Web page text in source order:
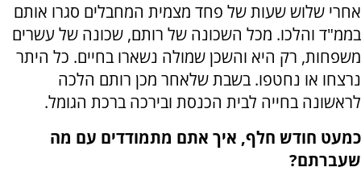
אחרי שלוש שעות של פחד מצמית המחבלים סגרו אותם
בממ"ד והלכו. מכל השכונה של רותם, שכונה של עשרים
משפחות, רק היא והשכן שמולה נשארו בחיים. כל היתר
נרצחו או נחטפו. בשבת שלאחר מכן רותם הלכה
לראשונה בחייה לבית הכנסת ובירכה ברכת הגומל.
כמעט חודש חלף, איך אתם מתמודדים עם מה
שעברתם?